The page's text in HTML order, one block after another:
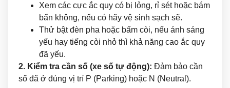
Xem các cực ắc quy có bị lỏng, rỉ sét hoặc bám
bẩn không, nếu có hãy vệ sinh sạch sẽ.
Thử bật đèn pha hoặc bấm còi, nếu ánh sáng
yếu hay tiếng còi nhỏ thì khả năng cao ắc quy
đã yếu.
2. Kiểm tra cần số (xe số tự động): Đảm bảo cần
số đã ở đúng vị trí P (Parking) hoặc N (Neutral).